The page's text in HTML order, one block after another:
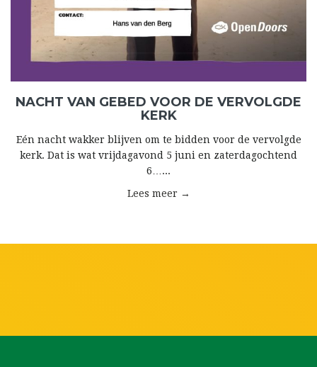
NACHT VAN GEBED VOOR DE VERVOLGDE
KERK
Eén nacht wakker blijven om te bidden voor de vervolgde
kerk. Dat is wat vrijdagavond 5 juni en zaterdagochtend
6…...
Lees meer →